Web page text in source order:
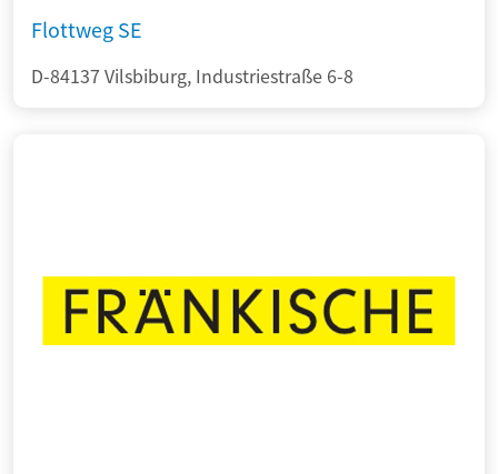
Flottweg SE
D-84137 Vilsbiburg, Industriestraße 6-8